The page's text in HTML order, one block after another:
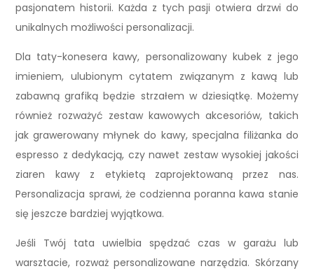
pasjonatem historii. Każda z tych pasji otwiera drzwi do
unikalnych możliwości personalizacji.
Dla taty-konesera kawy, personalizowany kubek z jego
imieniem, ulubionym cytatem związanym z kawą lub
zabawną grafiką będzie strzałem w dziesiątkę. Możemy
również rozważyć zestaw kawowych akcesoriów, takich
jak grawerowany młynek do kawy, specjalna filiżanka do
espresso z dedykacją, czy nawet zestaw wysokiej jakości
ziaren kawy z etykietą zaprojektowaną przez nas.
Personalizacja sprawi, że codzienna poranna kawa stanie
się jeszcze bardziej wyjątkowa.
Jeśli Twój tata uwielbia spędzać czas w garażu lub
warsztacie, rozważ personalizowane narzędzia. Skórzany